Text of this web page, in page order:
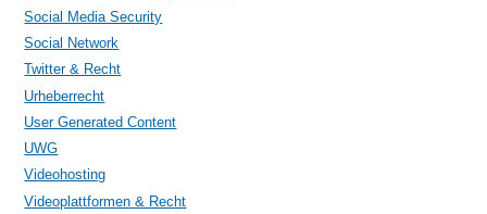
Social Media Security
Social Network
Twitter & Recht
Urheberrecht
User Generated Content
UWG
Videohosting
Videoplattformen & Recht